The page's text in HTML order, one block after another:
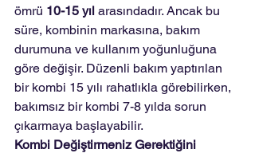
ömrü 10-15 yıl arasındadır. Ancak bu
süre, kombinin markasına, bakım
durumuna ve kullanım yoğunluğuna
göre değişir. Düzenli bakım yaptırılan
bir kombi 15 yılı rahatlıkla görebilirken,
bakımsız bir kombi 7-8 yılda sorun
çıkarmaya başlayabilir.
Kombi Değiştirmeniz Gerektiğini